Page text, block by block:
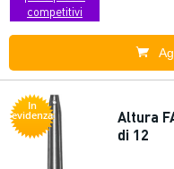
competitivi
In
evidenza
Altura
di 12